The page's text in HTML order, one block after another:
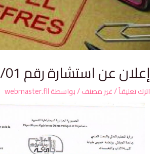
عن استشارة رقم 2024/01
تعليقاً/غير مصنف/ بواسطةwebmaster.fll